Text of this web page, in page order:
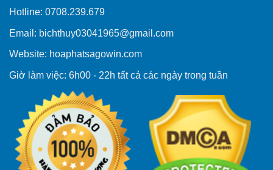
Hotline: 0708.239.679
Email: bichthuy03041965@gmail.com
Website: hoaphatsagowin.com
Giờ làm việc: 6h00 - 22h tất cả các ngày trong tuần